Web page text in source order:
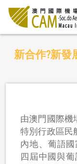
新合作?新
由澳門國際機
特別行政區民
內地、葡語
四屆中國與